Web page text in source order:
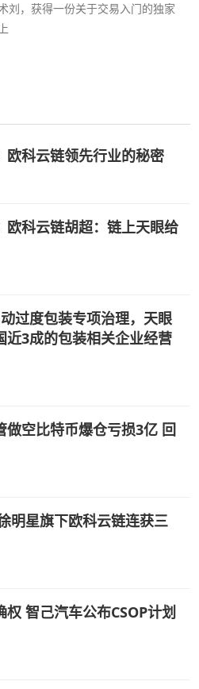
刘，获得一份关于交易入门的独家
欧科云链领先行业的秘密
欧科云链胡超：链上天眼给
过度包装专项治理，天眼
近3成的包装相关企业经营
做空比特币爆仓亏损3亿 回
明星旗下欧科云链连获三
智己汽车公布CSOP计划